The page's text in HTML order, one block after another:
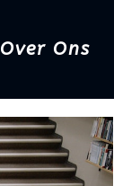
Over Ons